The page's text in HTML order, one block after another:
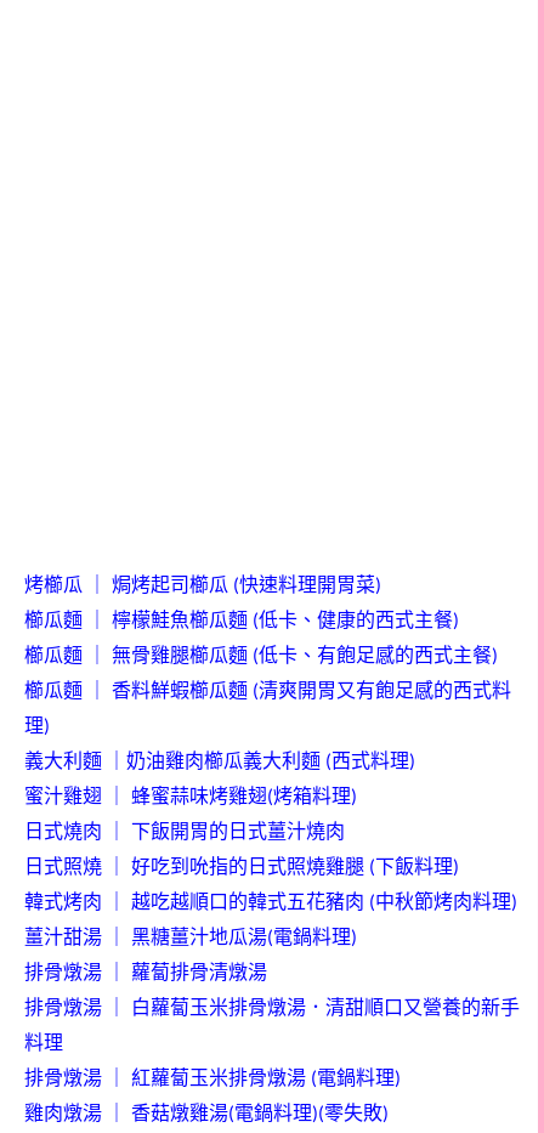
烤櫛瓜 焗烤起司櫛瓜 (快速料理開胃菜)
櫛瓜麵 檸檬鮭魚櫛瓜麵 (低卡、健康的西式主餐)
櫛瓜麵 無骨雞腿櫛瓜麵 (低卡、有飽足感的西式主餐)
櫛瓜麵 香料鮮蝦櫛瓜麵 (清爽開胃又有飽足感的西式料
理)
義大利麵 奶油雞肉櫛瓜義大利麵 (西式料理)
蜜汁雞翅 蜂蜜蒜味烤雞翅(烤箱料理)
日式燒肉
下飯開胃的日式薑汁燒肉
日式照燒
好吃到吮指的日式照燒雞腿 (下飯料理)
韓式烤肉 越吃越順口的韓式五花豬肉 (中秋節烤肉料理)
薑汁甜湯 黑糖薑汁地瓜湯(電鍋料理)
排骨燉湯
蘿蔔排骨清燉湯
排骨燉湯
白蘿蔔玉米排骨燉湯．清甜順口又營養的新手
料理
排骨燉湯
紅蘿蔔玉米排骨燉湯 (電鍋料理)
雞肉燉湯 香菇燉雞湯(電鍋料理)(零失敗)